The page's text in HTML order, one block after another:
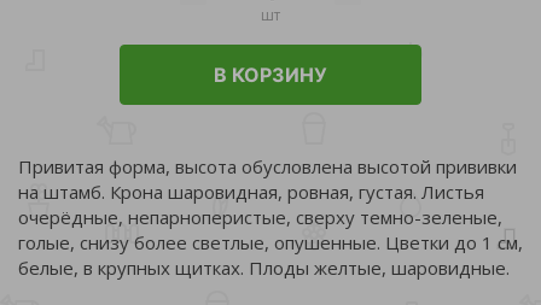
шт
В КОРЗИНУ
Привитая форма, высота обусловлена высотой прививки
на штамб. Крона шаровидная, ровная, густая. Листья
очерёдные, непарноперистые, сверху темно-зеленые,
голые, снизу более светлые, опушенные. Цветки до 1 см,
белые, в крупных щитках. Плоды желтые, шаровидные.